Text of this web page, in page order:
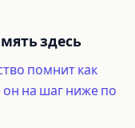
здесь
помнит как
на шаг ниже по